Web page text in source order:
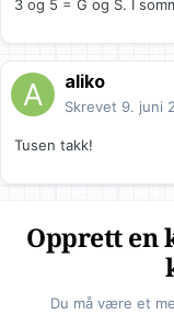
3 og 5 = G og S. I
aliko
Skrevet 9. juni
Tusen takk!
Opprett en
Du må være et